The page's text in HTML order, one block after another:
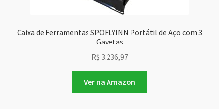
Caixa de Ferramentas SPOFLYINN Portátil de Aço com 3
Gavetas
R$ 3.236,97
Ver na Amazon